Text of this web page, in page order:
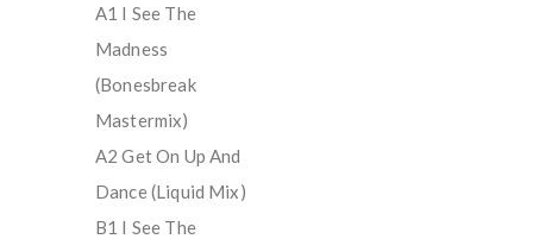
A1 I See The
Madness
(Bonesbreak
Mastermix)
A2 Get On Up And
Dance (Liquid Mix)
B1 I See The